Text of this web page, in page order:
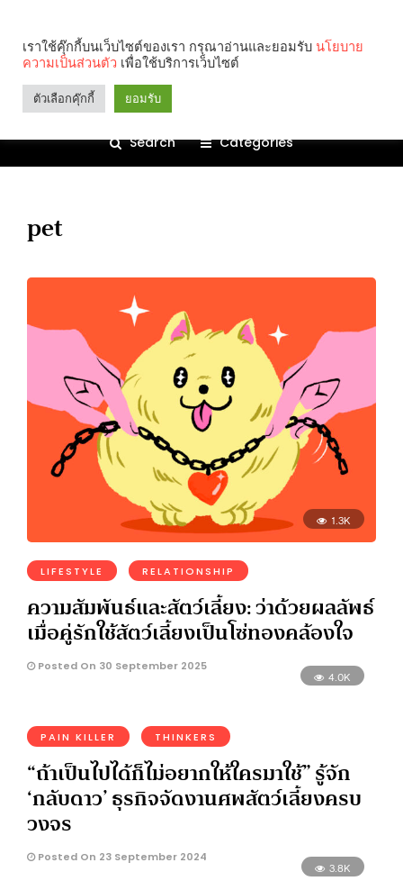
Search Categories
pet
1.3K
LIFESTYLE RELATIONSHIP
ความสัมพันธ์และสัตว์เลี้ยง: ว่าด้วยผลลัพธ์
เมื่อคู่รักใช้สัตว์เลี้ยงเป็นโซ่ทองคล้องใจ
Posted On 30 September 2025
4.0K
PAIN KILLER THINKERS
“ถ้าเป็นไปได้ก็ไม่อยากให้ใครมาใช้” รู้จัก
‘กลับดาว’ ธุรกิจจัดงานศพสัตว์เลี้ยงครบ
วงจร
Posted On 23 September 2024
3.8K
เราใช้คุ๊กกี้บนเว็บไซต์ของเรา กรุณาอ่านและยอมรับ นโยบาย
ความเป็นส่วนตัว เพื่อใช้บริการเว็บไซต์
ตัวเลือกคุ๊กกี้ ยอมรับ